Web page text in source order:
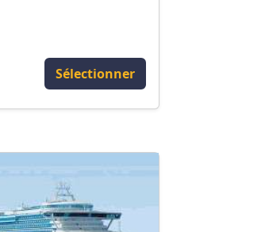
Sélectionner